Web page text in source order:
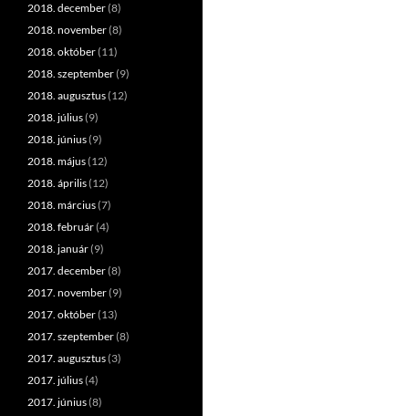
2018. december(8)
2018. november(8)
2018. október(11)
2018. szeptember(9)
2018. augusztus(12)
2018. július(9)
2018. június(9)
2018. május(12)
2018. április(12)
2018. március(7)
2018. február(4)
2018. január(9)
2017. december(8)
2017. november(9)
2017. október(13)
2017. szeptember(8)
2017. augusztus(3)
2017. július(4)
2017. június(8)